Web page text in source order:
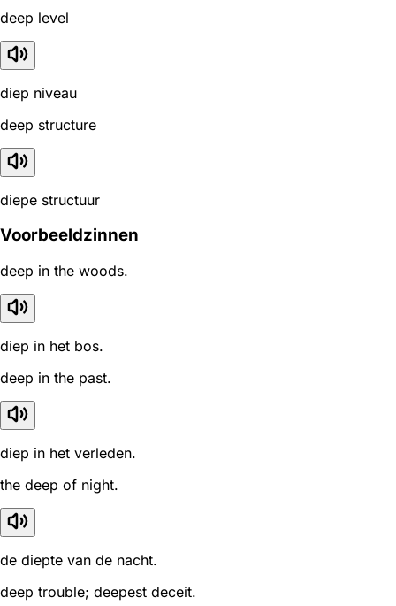
deep level
diep niveau
deep structure
diepe structuur
Voorbeeldzinnen
deep in the woods.
diep in het bos.
deep in the past.
diep in het verleden.
the deep of night.
de diepte van de nacht.
deep trouble; deepest deceit.